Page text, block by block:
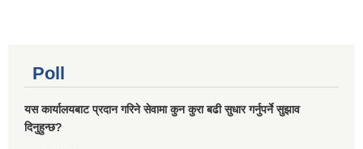
Poll
यस कार्यालयबाट प्रदान गरिने सेवामा कुन कुरा बढी सुधार गर्नुपर्ने सुझाव
दिनुहुन्छ?